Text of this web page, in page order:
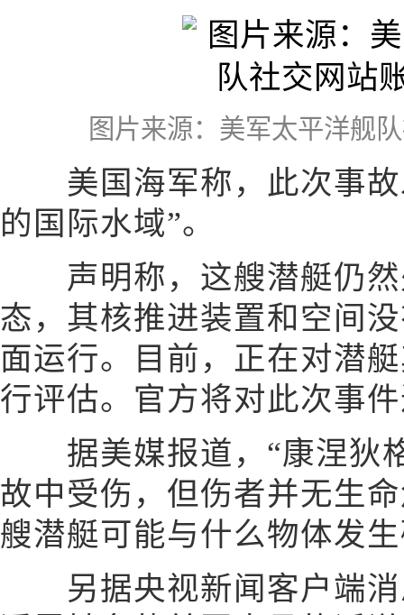
图片来源：美军太平洋舰
美国海军称，此次事故
的国际水域”。
声明称，这艘潜艇仍然
态，其核推进装置和空间
面运行。目前，正在对潜
行评估。官方将对此次事
据美媒报道，“康涅狄
故中受伤，但伤者并无生
艘潜艇可能与什么物体发
另据央视新闻客户端消